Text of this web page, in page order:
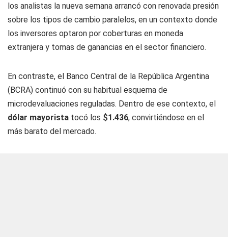
los analistas la nueva semana arrancó con renovada presión
sobre los tipos de cambio paralelos, en un contexto donde
los inversores optaron por coberturas en moneda
extranjera y tomas de ganancias en el sector financiero.
En contraste, el Banco Central de la República Argentina
(BCRA) continuó con su habitual esquema de
microdevaluaciones reguladas. Dentro de ese contexto, el
dólar mayorista tocó los $1.436, convirtiéndose en el
más barato del mercado.